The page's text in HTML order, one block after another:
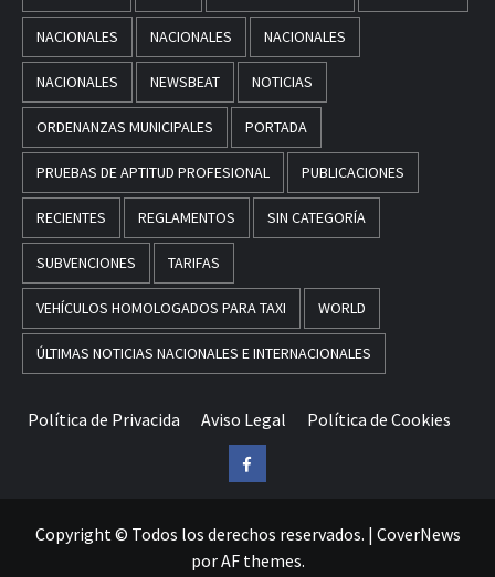
NACIONALES NACIONALES NACIONALES
NACIONALES NEWSBEAT NOTICIAS
ORDENANZAS MUNICIPALES PORTADA
PRUEBAS DE APTITUD PROFESIONAL PUBLICACIONES
RECIENTES REGLAMENTOS SIN CATEGORÍA
SUBVENCIONES TARIFAS
VEHÍCULOS HOMOLOGADOS PARA TAXI WORLD
ÚLTIMAS NOTICIAS NACIONALES E INTERNACIONALES
Política de Privacida Aviso Legal Política de Cookies
Facebook
Copyright © Todos los derechos reservados. | CoverNews
por AF themes.